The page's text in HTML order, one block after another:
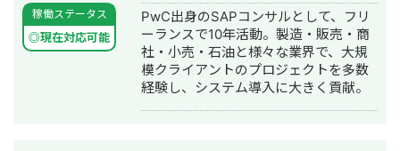
です。 競合が対応しきれないような細
かいキーワードまで対策して、お問合
せにつなげる戦略でお客様の売上に貢
献します。 少し珍しいキャリアの特徴
として、Fリーグ（フットサル日本トッ
プリーグ）のエスポラーダ北海道、バ
稼働ステータス
◎現在対応可能
PwC出身のSAPコンサルとして、フリ
ーランスで10年活動。製造・販売・商
社・小売・石油と様々な業界で、大規
模クライアントのプロジェクトを多数
経験し、システム導入に大きく貢献。